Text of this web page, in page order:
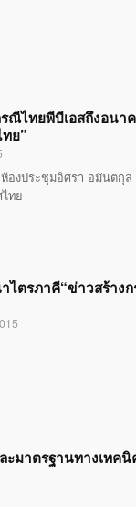
ณีไทยพีบีเอสถึงอนา
ย”
องประชุมอิศรา อมันตกุ
ทย
ไตรภาคี“ข่าวสร้าง
มาตรฐานทางเทค